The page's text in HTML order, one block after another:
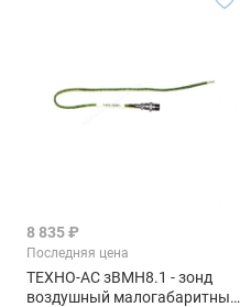
8 835 ₽
Последняя цена
ТЕХНО-АС зВМН8.1 - зонд
воздушный малогабаритный